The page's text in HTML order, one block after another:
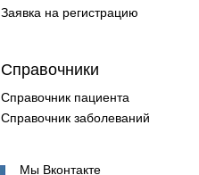
Заявка на регистрацию
Справочники
Справочник пациента
Справочник заболеваний
Мы Вконтакте